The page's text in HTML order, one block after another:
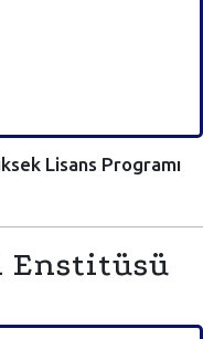
Lisans Programı